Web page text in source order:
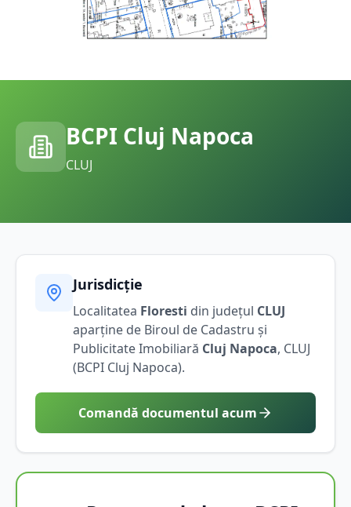
BCPI Cluj Napoca
CLUJ
Jurisdicție
Localitatea Floresti din județul CLUJ
aparține de Biroul de Cadastru și
Publicitate Imobiliară Cluj Napoca, CLUJ
(BCPI Cluj Napoca).
Comandă documentul acum